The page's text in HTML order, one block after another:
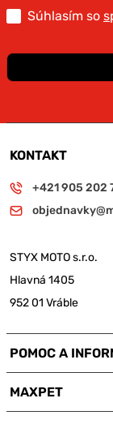
Súhlasím so
KONTAKT
+421 905 202
STYX MOTO s.r.o.
Hlavná 1405
952 01 Vráble
POMOC A
MAXPET